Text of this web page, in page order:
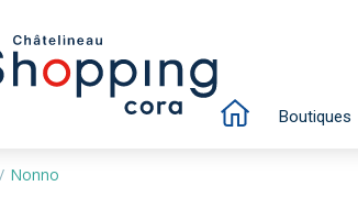
Boutiques
Nonno